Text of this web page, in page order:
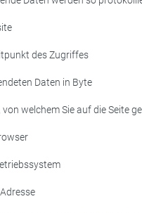
des Zugriffes
Daten in Byte
von welchem Sie auf die Seite